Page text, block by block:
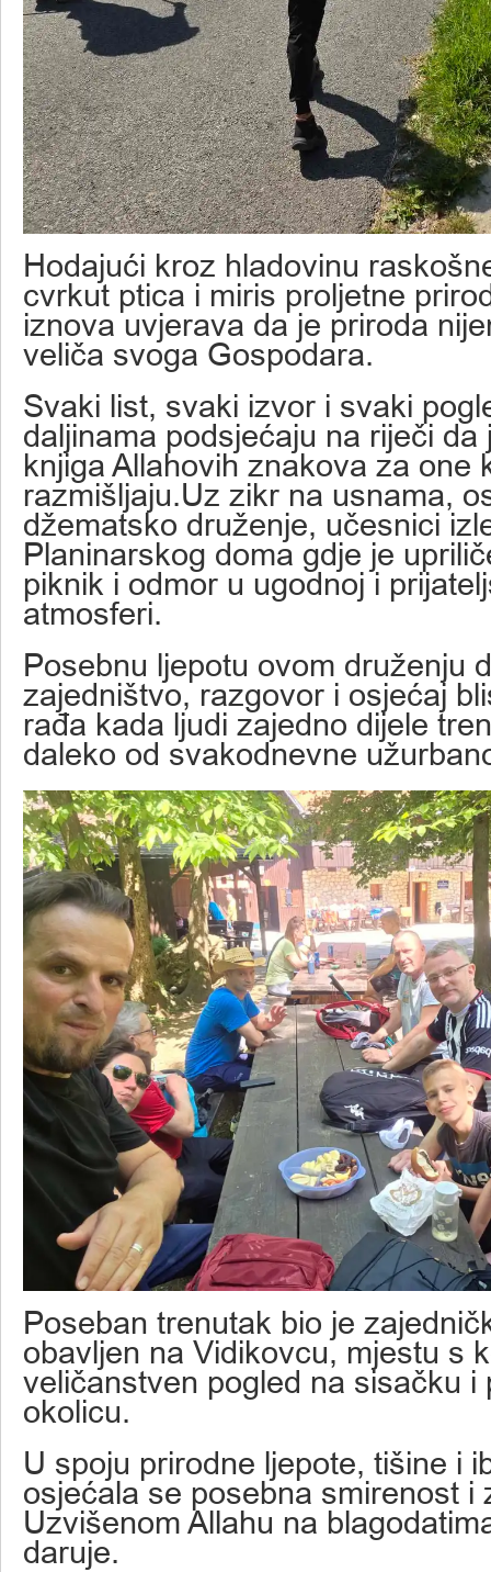
Hodajući kroz hladovinu
cvrkut ptica i miris proljetne
iznova uvjerava da je priroda
veliča svoga Gospodara.
Svaki list, svaki izvor i svaki
daljinama podsjećaju na riječi da
knjiga Allahovih znakova za one
razmišljaju.Uz zikr na usnama,
džematsko druženje, učesnici
Planinarskog doma gdje je
piknik i odmor u ugodnoj i
atmosferi.
Posebnu ljepotu ovom druženju
zajedništvo, razgovor i osjećaj
rađa kada ljudi zajedno dijele
daleko od svakodnevne
Poseban trenutak bio je
obavljen na Vidikovcu, mjestu s
veličanstven pogled na sisačku i
okolicu.
U spoju prirodne ljepote, tišine i
osjećala se posebna smirenost i
Uzvišenom Allahu na
daruje.